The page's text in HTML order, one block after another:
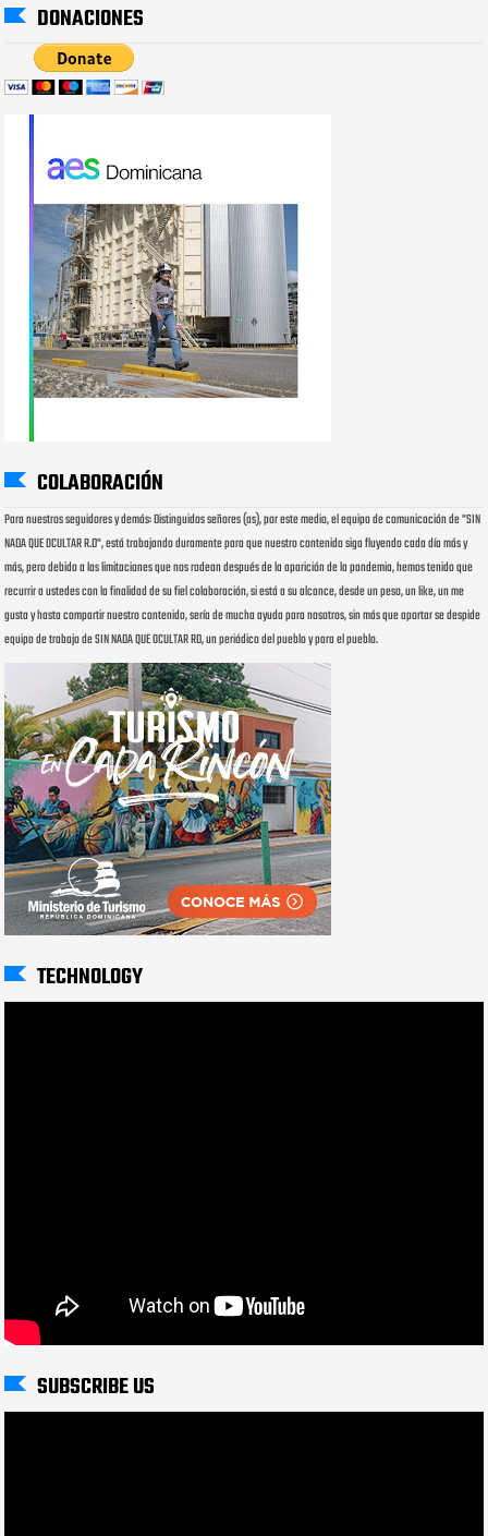
DONACIONES
COLABORACIÓN
Para nuestros seguidores y demás: Distinguidos señores (as), por este medio, el equipo de comunicación de "SIN
NADA QUE OCULTAR R.D", está trabajando duramente para que nuestro contenido siga fluyendo cada día más y
más, pero debido a las limitaciones que nos rodean después de la aparición de la pandemia, hemos tenido que
recurrir a ustedes con la finalidad de su fiel colaboración, si está a su alcance, desde un peso, un like, un me
gusta y hasta compartir nuestro contenido, sería de mucha ayuda para nosotros, sin más que aportar se despide
equipo de trabajo de SIN NADA QUE OCULTAR RD, un periódico del pueblo y para el pueblo.
TECHNOLOGY
SUBSCRIBE US